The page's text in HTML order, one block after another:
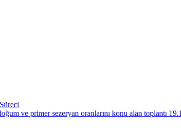
ve primer sezeryan oranlarını konu alan toplantı